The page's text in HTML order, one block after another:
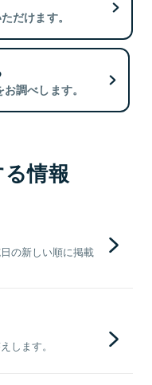
だけます。
調べします。
情報
の新しい順に掲載
します。